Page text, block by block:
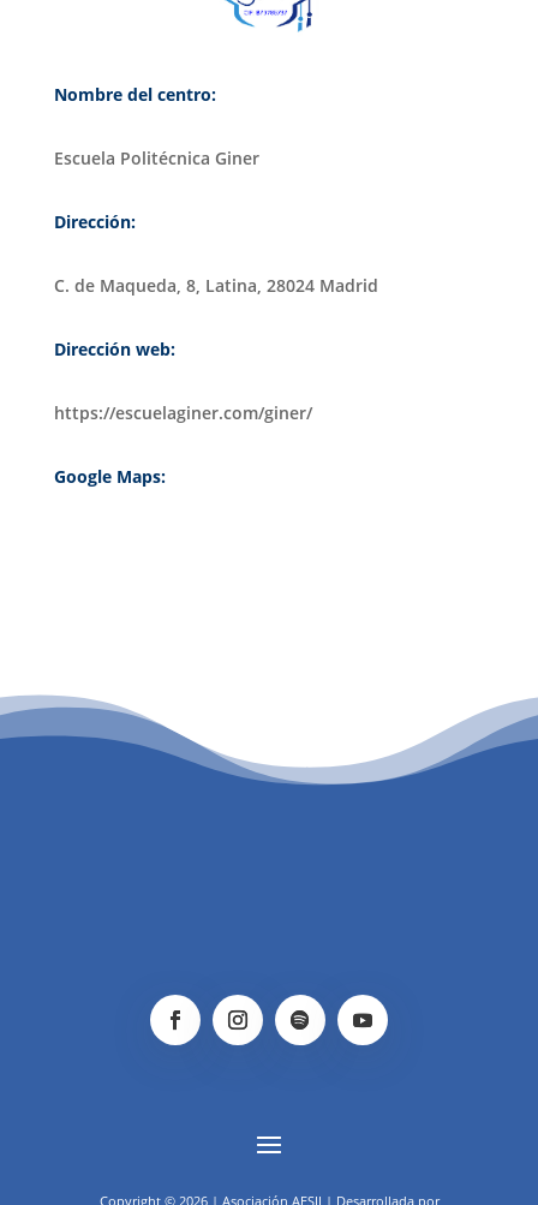
Nombre del centro:
Escuela Politécnica Giner
Dirección:
C. de Maqueda, 8, Latina, 28024 Madrid
Dirección web:
https://escuelaginer.com/giner/
Google Maps:
PATROCINIO CULTURAL
Copyright © 2026 | Asociación AESIJ | Desarrollada por